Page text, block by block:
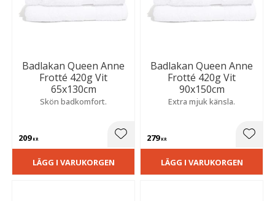
Badlakan Queen Anne
Frotté 420g Vit
65x130cm
Skön badkomfort.
209KR Lägg till i favoriter
LÄGG I VARUKORGEN
Badlakan Queen Anne
Frotté 420g Vit
90x150cm
Extra mjuk känsla.
279KR
LÄGG I VARUKORGEN